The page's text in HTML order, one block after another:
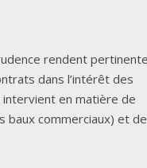
rendent pertinente
dans l’intérêt des
intervient en matière de
baux commerciaux) et de